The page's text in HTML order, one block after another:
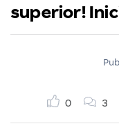
superior!
0 3